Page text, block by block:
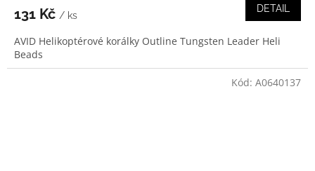
131 Kč / ks
DETAIL
AVID Helikoptérové korálky Outline Tungsten Leader Heli
Beads
Kód: A0640137